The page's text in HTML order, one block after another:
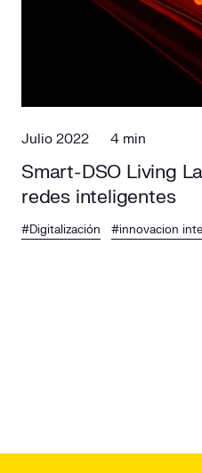
Responsabilidad social
Julio 2022 4 min
Smart-DSO Living
redes inteligentes
#Digitalización #innovacion